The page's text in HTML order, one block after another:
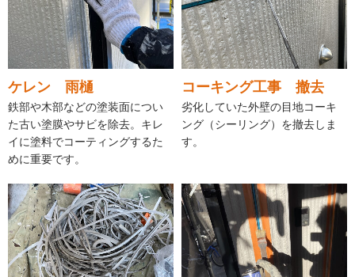
ケレン 雨樋
鉄部や木部などの塗装面につい
た古い塗膜やサビを除去。キレ
イに塗料でコーティングするた
めに重要です。
コーキング工事 撤去
劣化していた外壁の目地コーキ
ング（シーリング）を撤去しま
す。